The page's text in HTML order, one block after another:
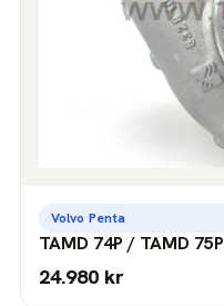
Volvo Penta
TAMD 74P / TAMD 75P
24.980 kr